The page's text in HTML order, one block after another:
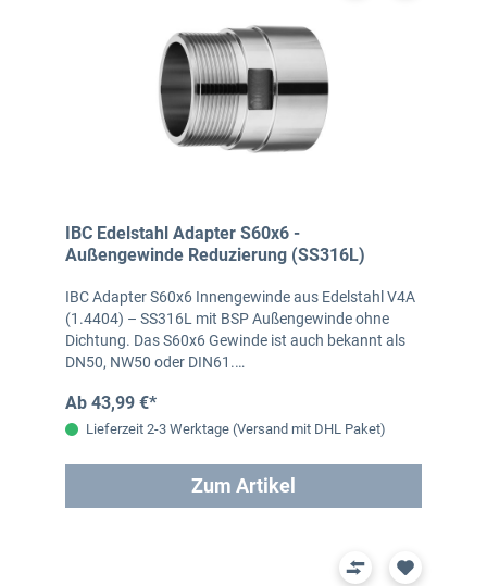
IBC Edelstahl Adapter S60x6 -
Außengewinde Reduzierung (SS316L)
IBC Adapter S60x6 Innengewinde aus Edelstahl V4A
(1.4404) – SS316L mit BSP Außengewinde ohne
Dichtung. Das S60x6 Gewinde ist auch bekannt als
DN50, NW50 oder DIN61.…
Ab 43,99 €*
Lieferzeit 2-3 Werktage (Versand mit DHL Paket)
Zum Artikel